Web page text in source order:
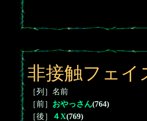
非接触フェイ
［列］名前
［前］ おやっさん(764)
［後］
４X(769)